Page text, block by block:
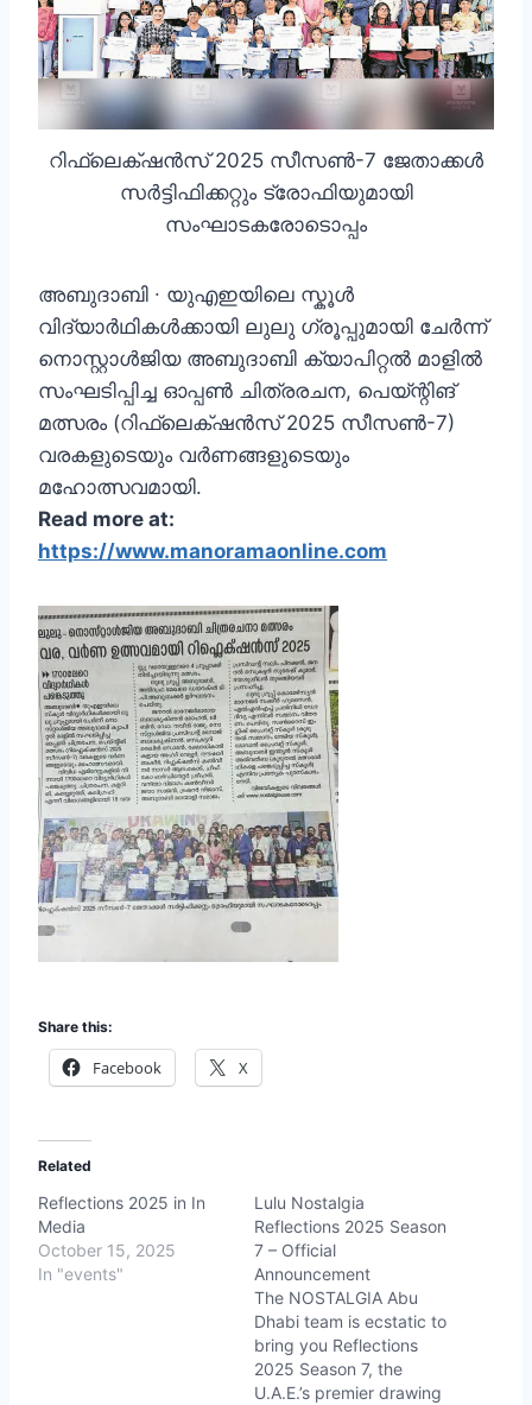
റിഫ്ലെക്‌ഷൻസ് 2025 സീസൺ-7 ജേതാക്കൾ
സർട്ടിഫിക്കറ്റും ട്രോഫിയുമായി
സംഘാടകരോടൊപ്പം
അബുദാബി ∙ യുഎഇയിലെ സ്കൂൾ
വിദ്യാർഥികൾക്കായി ലുലു ഗ്രൂപ്പുമായി ചേർന്ന്
നൊസ്റ്റാൾജിയ അബുദാബി ക്യാപിറ്റൽ മാളിൽ
സംഘടിപ്പിച്ച ഓപ്പൺ ചിത്രരചന, പെയ്ന്റിങ്
മത്സരം (റിഫ്ലെക്‌ഷൻസ് 2025 സീസൺ-7)
വരകളുടെയും വർണങ്ങളുടെയും
മഹോത്സവമായി.
Read more at:
https://www.manoramaonline.com
Share this:
Facebook X
Related
Reflections 2025 in In
Media
October 15, 2025
In "events"
Lulu Nostalgia
Reflections 2025 Season
7 – Official
Announcement
The NOSTALGIA Abu
Dhabi team is ecstatic to
bring you Reflections
2025 Season 7, the
U.A.E.’s premier drawing